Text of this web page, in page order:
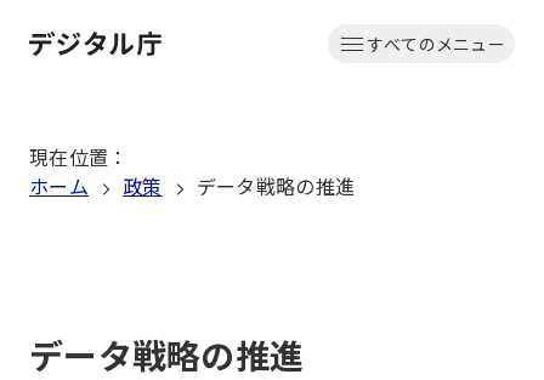
文
動
すべてのメニュー
現在位置 ：
ホーム
政策 データ戦略の推進
データ戦略の推進